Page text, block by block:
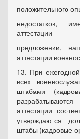
положительного
недостатков,
аттестации;
предложений,
аттестации
13. При ежегодной
всех
штабами
аттестации
утверждаются
штабы (кадровые